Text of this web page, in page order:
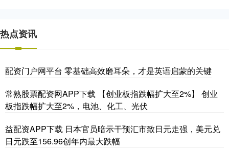
热点资讯
配资门户网平台 零基础高效磨耳朵，才是英语启蒙的关键
常熟股票配资网APP下载 【创业板指跌幅扩大至2%】 创业
板指跌幅扩大至2%，电池、化工、光伏
益配资APP下载 日本官员暗示干预汇市致日元走强，美元兑
日元跌至156.96创年内最大跌幅